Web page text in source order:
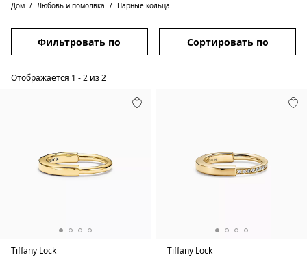
Дом Любовь и помолвка Парные кольца
Фильтровать по Сортировать по
Отображается 1 -2 из2
Tiffany Lock
Tiffany Lock